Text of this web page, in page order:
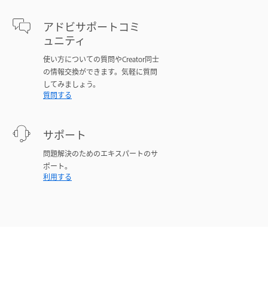
アドビサポートコミ
ュニティ
使い方についての質問やCreator同士
の情報交換ができます。気軽に質問
してみましょう。
質問する
サポート
問題解決のためのエキスパートのサ
ポート。
利用する